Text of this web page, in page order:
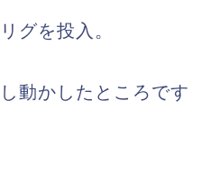
グを投入。
動かしたところです